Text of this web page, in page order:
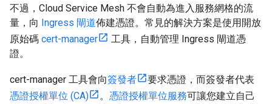
不過，Cloud Service Mesh 不會自動為進入服務網格的流
量，向 Ingress 閘道佈建憑證。常見的解決方案是使用開放
原始碼 cert-manager
工具，自動管理 Ingress 閘道憑
證。
cert-manager 工具會向簽發者
要求憑證，而簽發者代表
憑證授權單位 (CA)
。 憑證授權單位服務可讓您建立自己